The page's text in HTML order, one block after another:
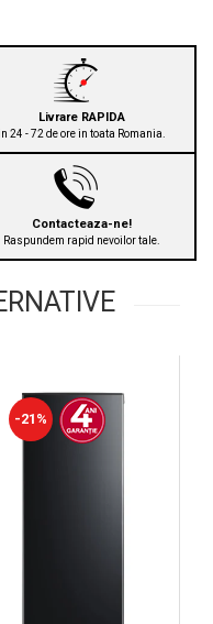
Livrare RAPIDA
24 - 72 de ore in toata Romania.
Contacteaza-ne!
Raspundem rapid nevoilor tale.
-21%